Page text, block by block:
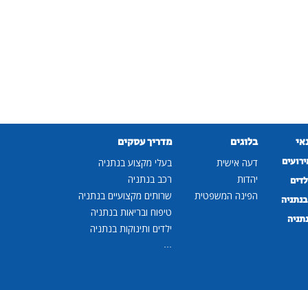
בלוגים
דעה אישית
יהדות
הפינה המשפטית
מדריך עסקים
בעלי מקצוע בנתניה
רכב בנתניה
שרותים מקצועיים בנתניה
טיפוח ובריאות בנתניה
ילדים ותינוקות בנתניה